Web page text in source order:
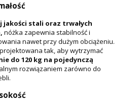
jakości stali oraz trwałych
nóżka zapewnia stabilność i
nawet przy dużym obciążeniu.
tak, aby wytrzymać
do 120 kg na pojedynczą
rozwiązaniem zarówno do